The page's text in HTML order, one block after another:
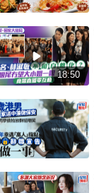
18:50